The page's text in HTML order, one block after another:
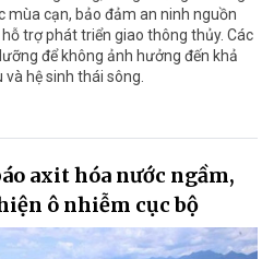
cạn, bảo đảm an ninh nguồn
trợ phát triển giao thông thủy. Các
để không ảnh hưởng đến khả
hệ sinh thái sông.
axit hóa nước ngầm,
ô nhiễm cục bộ